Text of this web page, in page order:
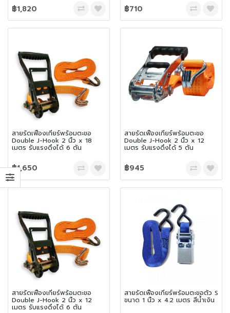
฿1,820 ฿710
สายรัดเฟืองเกียร์พร้อมตะขอ
Double J-Hook 2 นิ้ว x 18
เมตร รับแรงดึงได้ 6 ตัน
฿1,650
สายรัดเฟืองเกียร์พร้อมตะขอ
Double J-Hook 2 นิ้ว x 12
เมตร รับแรงดึงได้ 5 ตัน
฿945
สายรัดเฟืองเกียร์พร้อมตะขอ
Double J-Hook 2 นิ้ว x 12
เมตร รับแรงดึงได้ 6 ตัน
สายรัดเฟืองเกียร์พร้อมตะขอตัว S
ขนาด 1 นิ้ว x 4.2 เมตร สีน้ำเงิน